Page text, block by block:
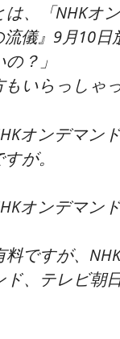
は、「NHKオ
流儀』9月10
？」
いらっしゃ
オンデマン
が。
オンデマン
料ですが、
ド、テレビ朝